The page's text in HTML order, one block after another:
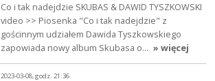
Co i tak nadejdzie SKUBAS & DAWID TYSZKOWSKI
video >> Piosenka "Co i tak nadejdzie" z
gościnnym udziałem Dawida Tyszkowskiego
zapowiada nowy album Skubasa o… » więcej
2023-03-08, godz. 21:36